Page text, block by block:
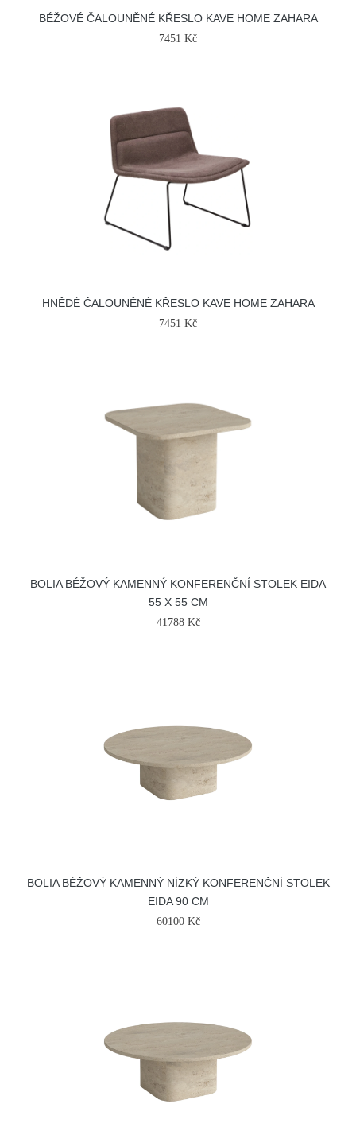
BÉŽOVÉ ČALOUNĚNÉ KŘESLO KAVE HOME ZAHARA
7451 Kč
HNĚDÉ ČALOUNĚNÉ KŘESLO KAVE HOME ZAHARA
7451 Kč
BOLIA BÉŽOVÝ KAMENNÝ KONFERENČNÍ STOLEK EIDA
55 X 55 CM
41788 Kč
BOLIA BÉŽOVÝ KAMENNÝ NÍZKÝ KONFERENČNÍ STOLEK
EIDA 90 CM
60100 Kč